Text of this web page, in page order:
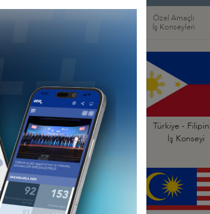
Özel Amaçlı
İş Konseyleri
Türkiye - Endonezya
İş Konseyi
Türkiye -
İş Konseyi